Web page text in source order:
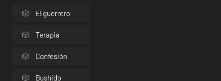
El guerrero
Terapia
Confesión
Bushido